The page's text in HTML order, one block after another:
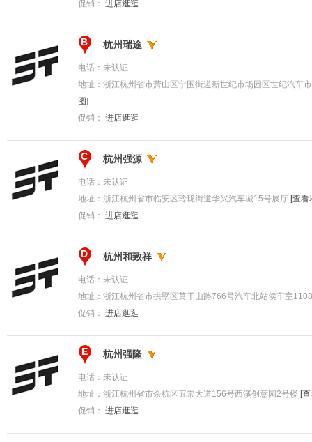
促销： 进店逛逛
B 杭州瑞途
电话： 未认证
地址： 浙江杭州省市萧山区宁围街道新世纪市场园区世纪汽车
图]
促销： 进店逛逛
C 杭州强源
电话： 未认证
地址： 浙江杭州省市临安区玲珑街道华兴汽车城15号展厅 [查看
促销： 进店逛逛
D 杭州和致祥
电话： 未认证
地址： 浙江杭州省市拱墅区莫干山路766号汽车北站侯车室
促销： 进店逛逛
E 杭州强隆
电话： 未认证
地址： 浙江杭州省市余杭区五常大道156号西溪创意园2号楼 [
促销： 进店逛逛